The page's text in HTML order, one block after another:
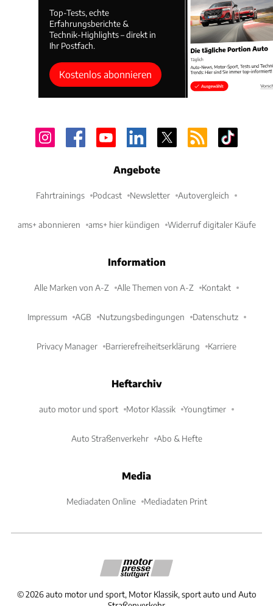
Top-Tests, echte
Erfahrungsberichte &
Technik-Highlights – direkt in
Ihr Postfach.
Kostenlos abonnieren
Angebote
Fahrtrainings Podcast Newsletter Autovergleich
ams+ abonnieren ams+ hier kündigen Widerruf digitaler Käufe
Information
Alle Marken von A-Z Alle Themen von A-Z Kontakt
Impressum AGB Nutzungsbedingungen Datenschutz
Privacy Manager Barrierefreiheitserklärung Karriere
Heftarchiv
auto motor und sport Motor Klassik Youngtimer
Auto Straßenverkehr Abo & Hefte
Media
Mediadaten Online Mediadaten Print
©2026 auto motor und sport, Motor Klassik, sport auto und Auto